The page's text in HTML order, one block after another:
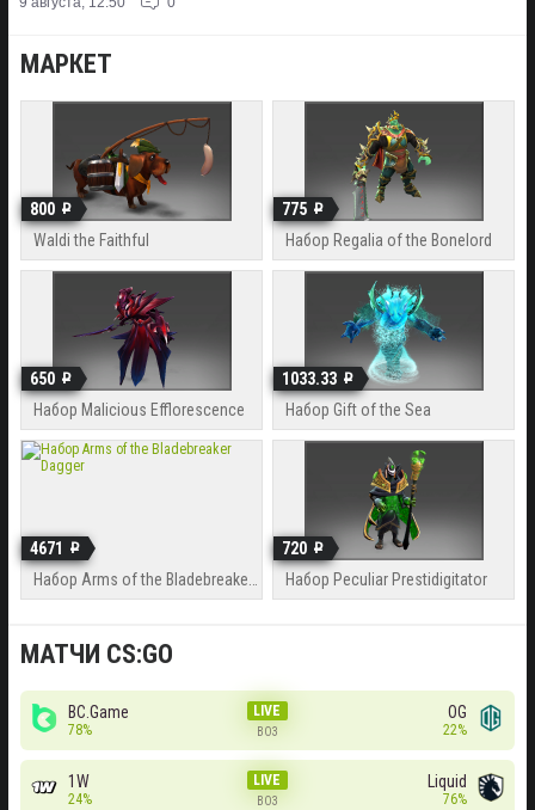
МАТЧИ CS:GO
BC.Game
78%
LIVE
BO3
OG
22%
1W
24%
LIVE
BO3
Liquid
76%
МАРКЕТ
800
Waldi the Faithful
775
Набор Regalia of the Bonelord
650
Набор Malicious Efflorescence
1033.33
Набор Gift of the Sea
4671
720
Набор Peculiar Prestidigitator